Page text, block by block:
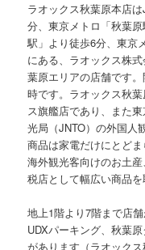
ラオックス秋葉原本店
分、東京メトロ「秋葉
駅」より徒歩6分、東京
にある、ラオックス株
葉原エリアの店舗です
時です。ラオックス秋
ス旗艦店であり、また
光局（JNTO）の外国人
商品は家電だけにとどま
海外観光客向けのお土
税店として幅広い商品を
地上1階より7階まで店
UDXパーキング、秋葉
があります（ラオック